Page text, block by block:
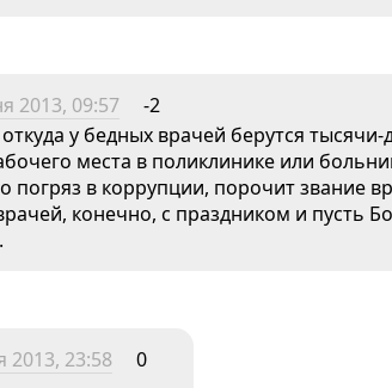
2013, 09:57
-2
у бедных врачей берутся тысячи-
места в поликлинике или
погряз в коррупции, порочит звание
конечно, с праздником и пусть
2013, 23:58
0